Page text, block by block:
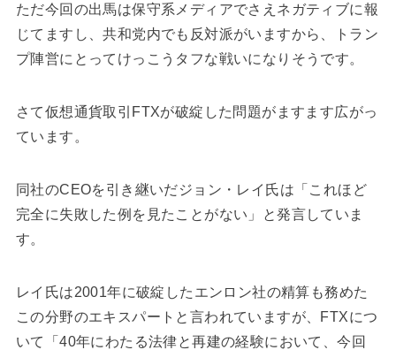
ただ今回の出馬は保守系メディアでさえネガティブに報
じてますし、共和党内でも反対派がいますから、トラン
プ陣営にとってけっこうタフな戦いになりそうです。
さて仮想通貨取引FTXが破綻した問題がますます広がっ
ています。
同社のCEOを引き継いだジョン・レイ氏は「これほど
完全に失敗した例を見たことがない」と発言していま
す。
レイ氏は2001年に破綻したエンロン社の精算も務めた
この分野のエキスパートと言われていますが、FTXにつ
いて「40年にわたる法律と再建の経験において、今回